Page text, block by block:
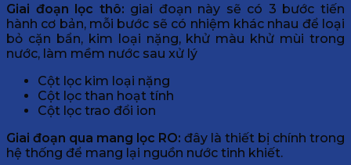
Giai đoạn lọc thô: giai đoạn này sẽ có 3 bước tiến
hành cơ bản, mỗi bước sẽ có nhiệm khác nhau để loại
bỏ cặn bẩn, kim loại nặng, khử màu khử mùi trong
nước, làm mềm nước sau xử lý
Cột lọc kim loại nặng
Cột lọc than hoạt tính
Cột lọc trao đổi ion
Giai đoạn qua mang lọc RO: đây là thiết bị chính trong
hệ thống để mang lại nguồn nước tinh khiết.